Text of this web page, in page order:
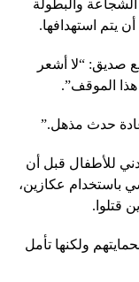
والبطولة
يتم استهدافها.
صديق: “لا أشعر
هذا الموقف”.
حدث مذهل.”
للأطفال قبل أن
باستخدام عكازين،
قتلوا.
ولكنها تأمل